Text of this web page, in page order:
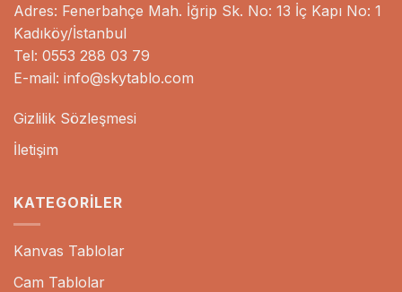
Adres: Fenerbahçe Mah. İğrip Sk. No: 13 İç Kapı No: 1
Kadıköy/İstanbul
Tel: 0553 288 03 79
E-mail: info@skytablo.com
Gizlilik Sözleşmesi
İletişim
KATEGORILER
Kanvas Tablolar
Cam Tablolar